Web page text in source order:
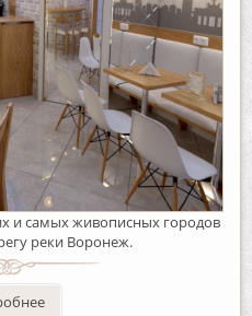
и самых живописных городов
реки Воронеж.